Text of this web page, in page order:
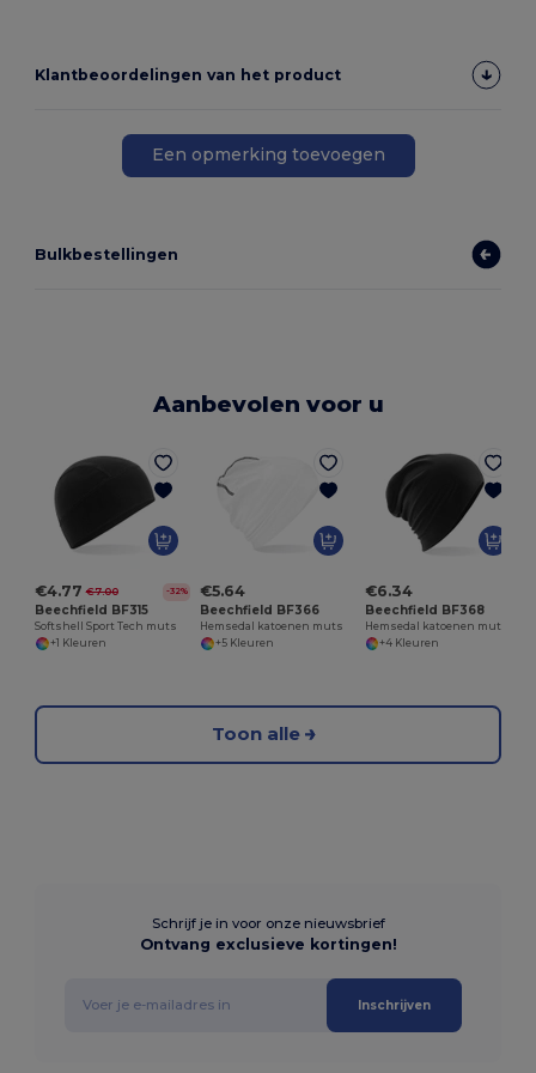
Klantbeoordelingen van het product
Een opmerking toevoegen
Bulkbestellingen
Aanbevolen voor u
€4.77 €7.00 -32%
Beechfield BF315
Softshell Sport Tech muts
+1 Kleuren
€5.64
Beechfield BF366
Hemsedal katoenen muts
+5 Kleuren
€6.34
Beechfield BF368
+4 Kleuren
Toon alle
Schrijf je in voor onze nieuwsbrief
Ontvang exclusieve kortingen!
Inschrijven